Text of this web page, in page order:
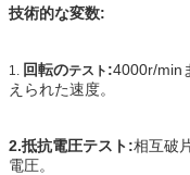
技術的な変数:
1. 回転のテスト :4000r/min
えられた速度。
2.抵抗電圧テスト:相互破
電圧。